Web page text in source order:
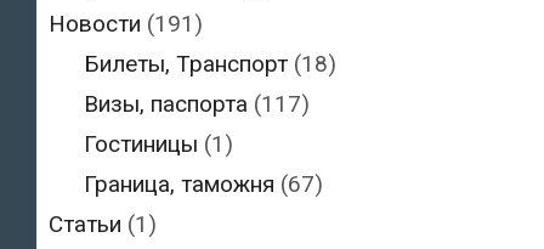
Новости (191)
Билеты, Транспорт(18)
Визы, паспорта (117)
Гостиницы (1)
Граница, таможня (67)
Статьи (1)